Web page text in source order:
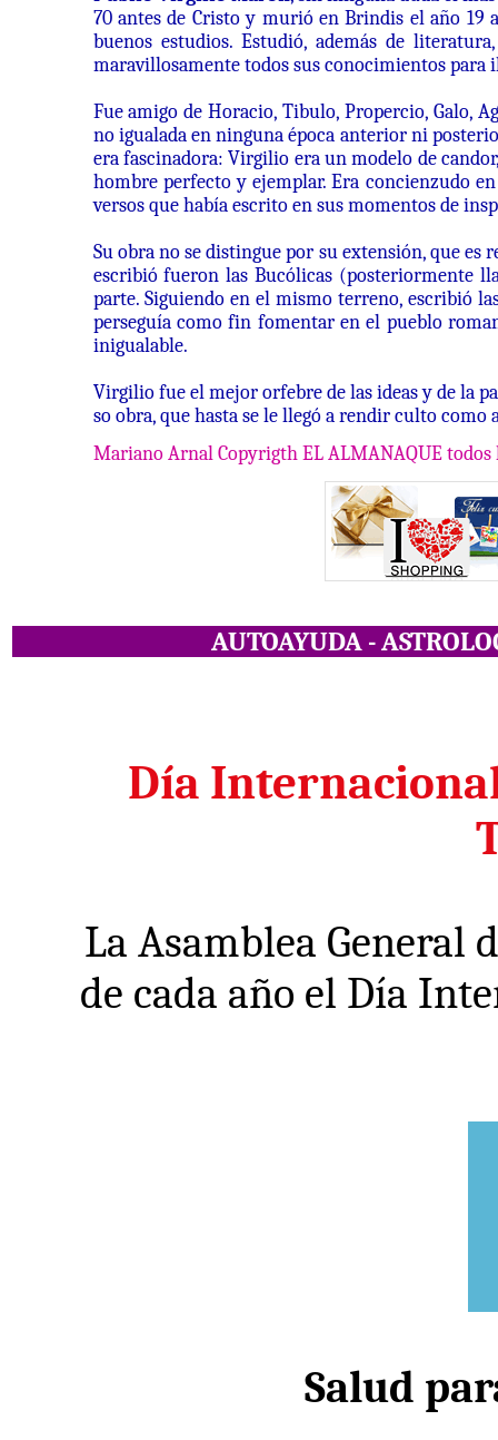
70 antes de Cristo y murió en Brindis el año
buenos estudios. Estudió, además de
maravillosamente todos sus conocimientos para
Fue amigo de Horacio, Tibulo, Propercio, Galo,
no igualada en ninguna época anterior ni
era fascinadora: Virgilio era un modelo de
hombre perfecto y ejemplar. Era concienzudo
versos que había escrito en sus momentos de
Su obra no se distingue por su extensión, que es
escribió fueron las Bucólicas (posteriormente
parte. Siguiendo en el mismo terreno, escribió
perseguía como fin fomentar en el pueblo
inigualable.
Virgilio fue el mejor orfebre de las ideas y de la
so obra, que hasta se le llegó a rendir culto
Mariano Arnal Copyrigth EL ALMANAQUE
AUTOAYUDA -
Día
La Asamblea General
de cada año el Día
Salud